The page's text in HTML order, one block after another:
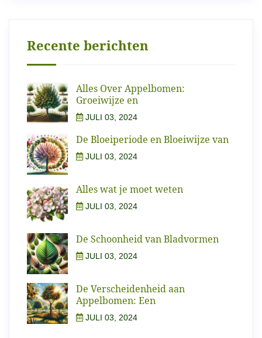
Recente berichten
Alles Over Appelbomen:
Groeiwijze en
JULI 03, 2024
De Bloeiperiode en Bloeiwijze van
JULI 03, 2024
Alles wat je moet weten
JULI 03, 2024
De Schoonheid van Bladvormen
JULI 03, 2024
De Verscheidenheid aan
Appelbomen: Een
JULI 03, 2024